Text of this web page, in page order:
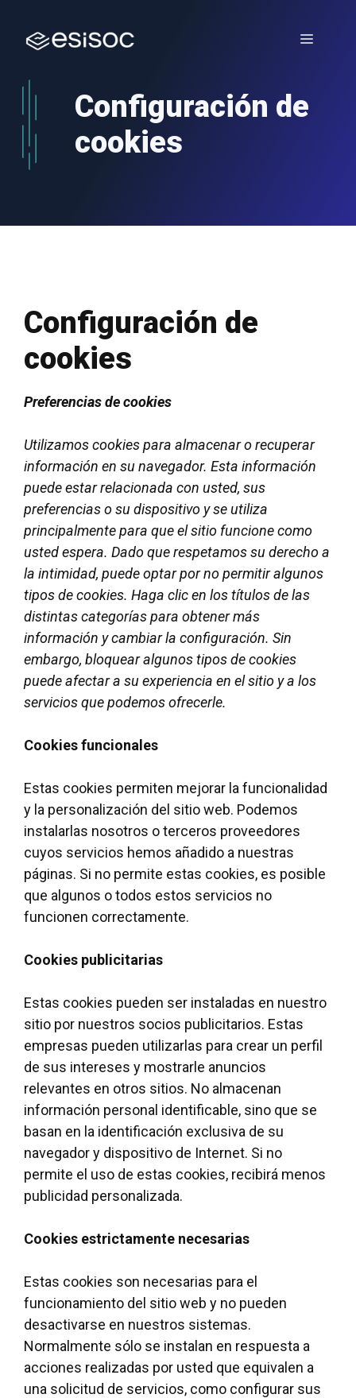
contenido
Menú
Configuración de
cookies
Configuración de
cookies
Preferencias de cookies
Utilizamos cookies para almacenar o recuperar
información en su navegador. Esta información
puede estar relacionada con usted, sus
preferencias o su dispositivo y se utiliza
principalmente para que el sitio funcione como
usted espera. Dado que respetamos su derecho a
la intimidad, puede optar por no permitir algunos
tipos de cookies. Haga clic en los títulos de las
distintas categorías para obtener más
información y cambiar la configuración. Sin
embargo, bloquear algunos tipos de cookies
puede afectar a su experiencia en el sitio y a los
servicios que podemos ofrecerle.
Cookies funcionales
Estas cookies permiten mejorar la funcionalidad
y la personalización del sitio web. Podemos
instalarlas nosotros o terceros proveedores
cuyos servicios hemos añadido a nuestras
páginas. Si no permite estas cookies, es posible
que algunos o todos estos servicios no
funcionen correctamente.
Cookies publicitarias
Estas cookies pueden ser instaladas en nuestro
sitio por nuestros socios publicitarios. Estas
empresas pueden utilizarlas para crear un perfil
de sus intereses y mostrarle anuncios
relevantes en otros sitios. No almacenan
información personal identificable, sino que se
basan en la identificación exclusiva de su
navegador y dispositivo de Internet. Si no
permite el uso de estas cookies, recibirá menos
publicidad personalizada.
Cookies estrictamente necesarias
Estas cookies son necesarias para el
funcionamiento del sitio web y no pueden
desactivarse en nuestros sistemas.
Normalmente sólo se instalan en respuesta a
acciones realizadas por usted que equivalen a
una solicitud de servicios, como configurar sus